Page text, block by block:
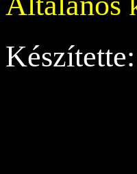
Készítette: